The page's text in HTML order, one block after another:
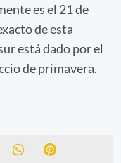
es el 21 de
de esta
está dado por el
de primavera.